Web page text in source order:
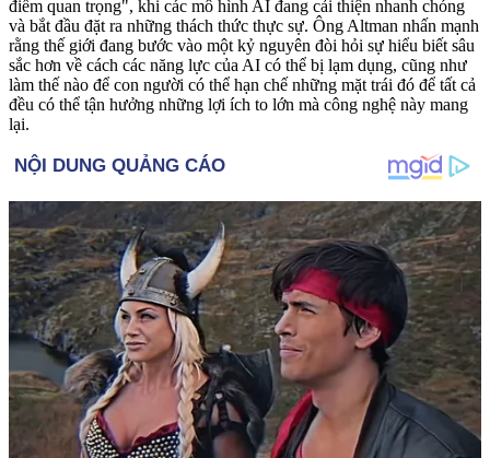
điểm quan trọng", khi các mô hình AI đang cải thiện nhanh chóng
và bắt đầu đặt ra những thách thức thực sự. Ông Altman nhấn mạnh
rằng thế giới đang bước vào một kỷ nguyên đòi hỏi sự hiểu biết sâu
sắc hơn về cách các năng lực của AI có thể bị lạ‌m dụn‌g, cũng như
làm thế nào để con người có thể hạn chế những mặt trái đó để tất cả
đều có thể tận hưởng những lợi ích to lớn mà công nghệ này mang
lại.